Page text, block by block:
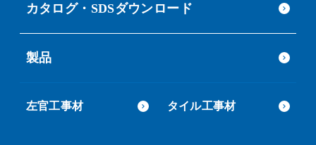
カタログ・SDSダウンロード
製品
左官工事材 タイル工事材